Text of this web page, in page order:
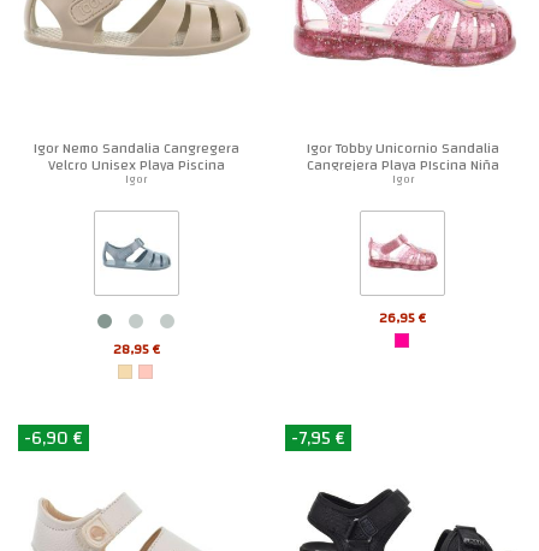
Igor Nemo Sandalia Cangregera
Velcro Unisex Playa Piscina
Igor
28,95 €
Igor Tobby Unicornio Sandalia
Cangrejera Playa PIscina Niña
Igor
26,95 €
-6,90 € -7,95 €